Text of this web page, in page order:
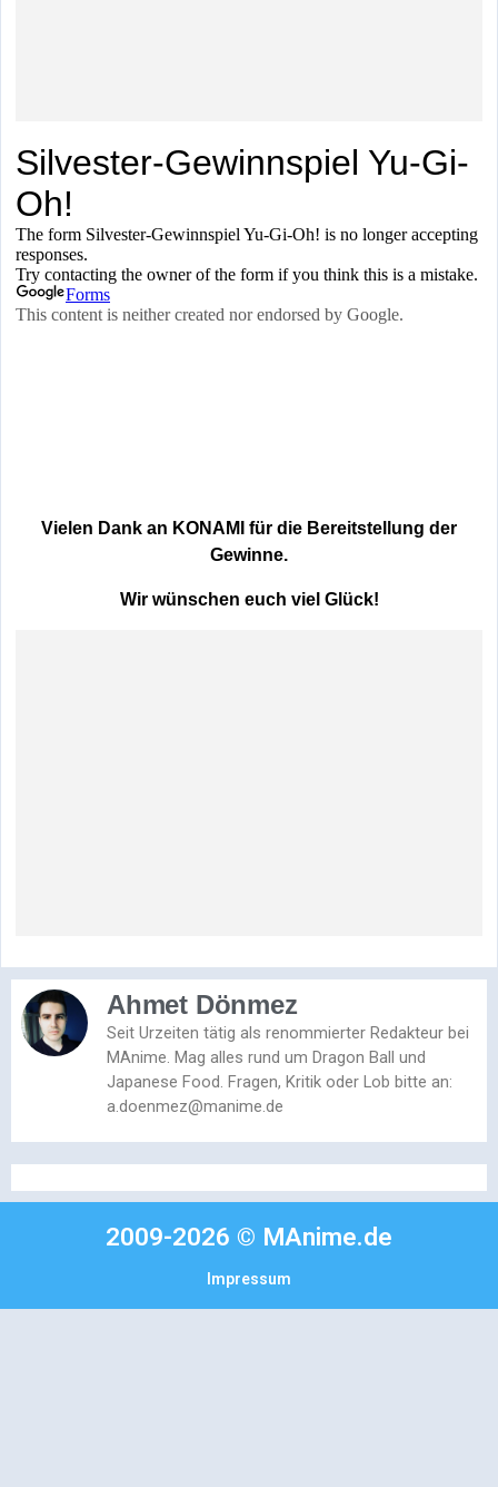
Vielen Dank an KONAMI für die Bereitstellung der
Gewinne.
Wir wünschen euch viel Glück!
Ahmet Dönmez
Seit Urzeiten tätig als renommierter Redakteur bei
MAnime. Mag alles rund um Dragon Ball und
Japanese Food. Fragen, Kritik oder Lob bitte an:
a.doenmez@manime.de
2009-2026 © MAnime.de
Impressum